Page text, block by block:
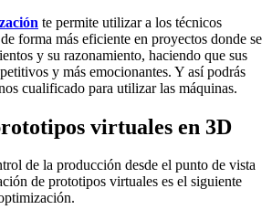
te permite utilizar a los técnicos
forma más eficiente en proyectos donde se
y su razonamiento, haciendo que sus
y más emocionantes. Y así podrás
cualificado para utilizar las máquinas.
virtuales en 3D
de la producción desde el punto de vista
de prototipos virtuales es el siguiente